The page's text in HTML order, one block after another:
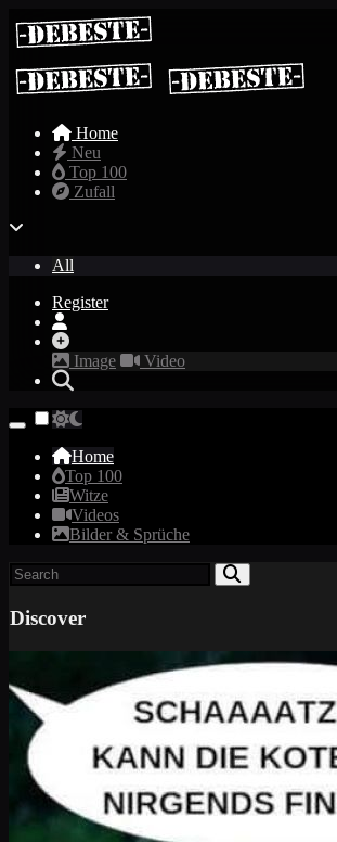
Home
Neu
Top 100
Zufall
All
Register
Image Video
Home
Top 100
Witze
Videos
Bilder & Sprüche
Discover